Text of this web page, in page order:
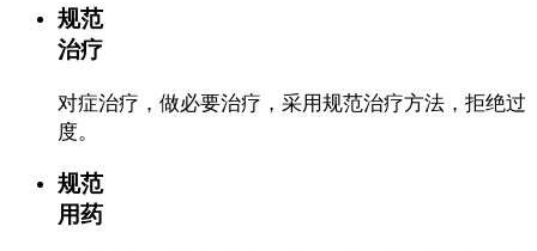
规范
治疗
对症治疗，做必要治疗，采用规范治疗方法，拒绝过
度。
规范
用药